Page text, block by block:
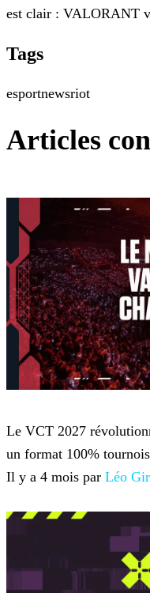
est clair : VALORANT
Tags
esportnewsriot
Articles
Le VCT 2027
un format 100% tournois
Il y a 4 mois par Léo